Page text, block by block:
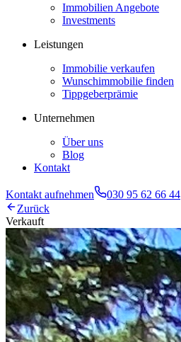
Immobilien Angebote
Investments
Leistungen
Immobilie verkaufen
Wunschimmobilie finden
Tippgeberprämie
Unternehmen
Über uns
Blog
Kontakt
Kontakt aufnehmen
030 95 62 66 44
Zurück
Verkauft